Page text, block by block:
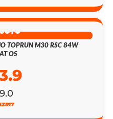
TOPRUN M30 RSC 84W
OS